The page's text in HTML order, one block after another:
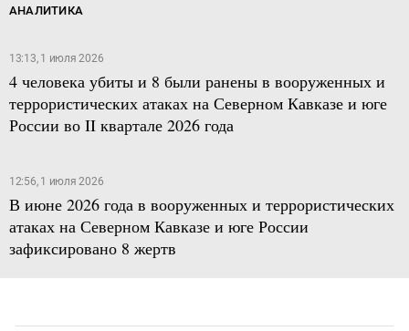
АНАЛИТИКА
13:13, 1 июля 2026
4 человека убиты и 8 были ранены в вооруженных и
террористических атаках на Северном Кавказе и юге
России во II квартале 2026 года
12:56, 1 июля 2026
В июне 2026 года в вооруженных и террористических
атаках на Северном Кавказе и юге России
зафиксировано 8 жертв